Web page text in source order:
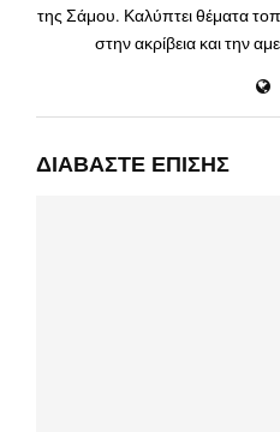
της Σάμου. Καλύπτει θέματα
στην ακρίβεια και την
ΔΙΑΒΆΣΤΕ ΕΠΊΣΗΣ